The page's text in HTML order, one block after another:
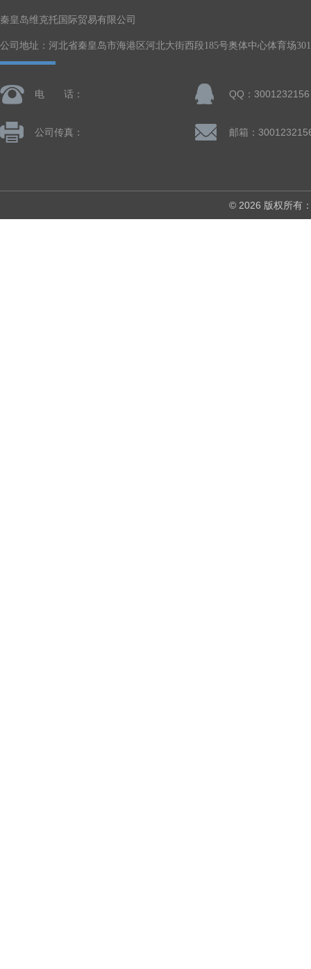
秦皇岛维克托国际贸易有限公司
公司地址：河北省秦皇岛市海港区河北大街西段185号奥体中心体育场
电 话： QQ：3001232156
公司传真： 邮箱：
© 2026 版权所有